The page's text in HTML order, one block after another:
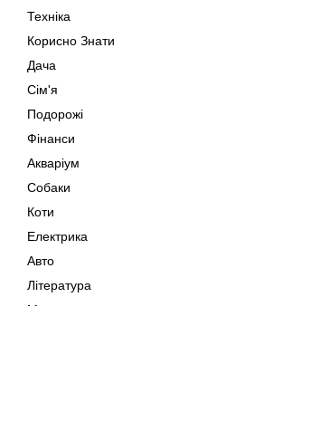
Техніка
Корисно Знати
Дача
Сім'я
Подорожі
Фінанси
Акваріум
Собаки
Коти
Електрика
Авто
Література
Музика